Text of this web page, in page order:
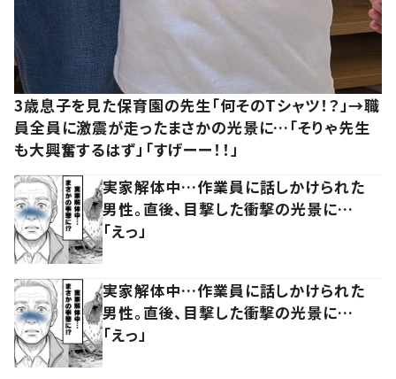
3歳息子を見た保育園の先生「何そのTシャツ！？」→職
員全員に激震が走ったまさかの光景に…「そりゃ先生
も大興奮するはず」「すげーー！！」
実家解体中…作業員に話しかけられた
男性。直後、目撃した衝撃の光景に…
「えっ」
実家解体中…作業員に話しかけられた
男性。直後、目撃した衝撃の光景に…
「えっ」